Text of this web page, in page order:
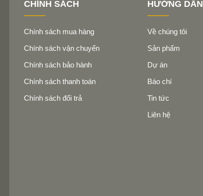
hàng
CHÍNH SÁCH
Chính sách mua hàng
Chính sách vận chuyển
Chính sách bảo hành
Chính sách thanh toán
Chính sách đổi trả
HƯỚNG DẪN
Về chúng tôi
Sản phẩm
Dự án
Báo chí
Tin tức
Liên hệ